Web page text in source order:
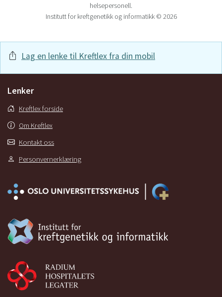
helsepersonell.
Institutt for kreftgenetikk og informatikk © 2026
Lag en lenke til Kreftlex fra din mobil
Lenker
Kreftlex forside
Om Kreftlex
Kontakt oss
Personvernerklæring